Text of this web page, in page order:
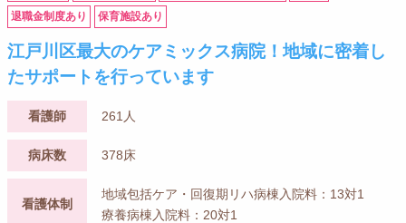
退職金制度あり 保育施設あり
江戸川区最大のケアミックス病院！地域に密着し
たサポートを行っています
看護師 261人
病床数 378床
看護体制
地域包括ケア・回復期リハ病棟入院料：13対1
療養病棟入院料：20対1